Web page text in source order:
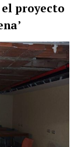
proyecto